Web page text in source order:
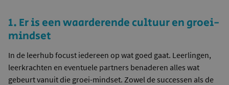
1. Er is een waarderende cultuur en groei-
mindset
In de leerhub focust iedereen op wat goed gaat. Leerlingen,
leerkrachten en eventuele partners benaderen alles wat
gebeurt vanuit die groei-mindset. Zowel de successen als de